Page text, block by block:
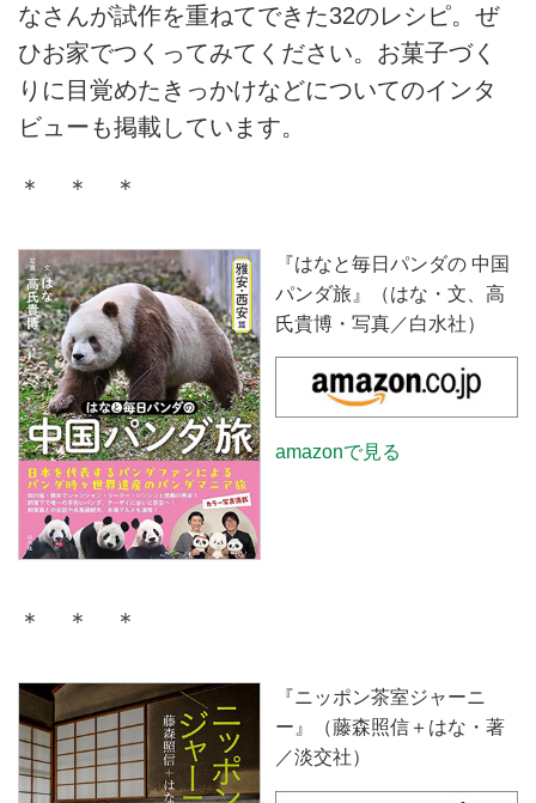
なさんが試作を重ねてできた32のレシピ。ぜ
ひお家でつくってみてください。お菓子づく
りに目覚めたきっかけなどについてのインタ
ビューも掲載しています。
＊ ＊ ＊
『はなと毎日パンダの 中国
パンダ旅』（はな・文、高
氏貴博・写真／白水社）
amazonで見る
＊ ＊ ＊
『ニッポン茶室ジャーニ
ー』（藤森照信＋はな・著
／淡交社）